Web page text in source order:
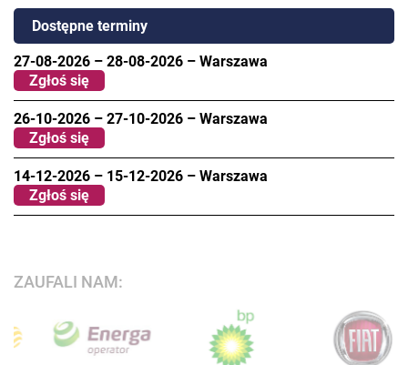
Dostępne terminy
27-08-2026 – 28-08-2026 – Warszawa
Zgłoś się
26-10-2026 – 27-10-2026 – Warszawa
Zgłoś się
14-12-2026 – 15-12-2026 – Warszawa
Zgłoś się
ZAUFALI NAM: